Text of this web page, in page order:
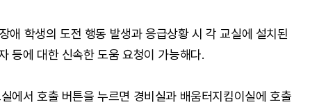
애 학생의 도전 행동 발생과 응급상황 시 각 교실에 설치된
등에 대한 신속한 도움 요청이 가능해다.
에서 호출 버튼을 누르면 경비실과 배움터지킴이실에 호출